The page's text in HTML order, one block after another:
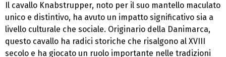
Il cavallo Knabstrupper, noto per il suo mantello maculato
unico e distintivo, ha avuto un impatto significativo sia a
livello culturale che sociale. Originario della Danimarca,
questo cavallo ha radici storiche che risalgono al XVIII
secolo e ha giocato un ruolo importante nelle tradizioni